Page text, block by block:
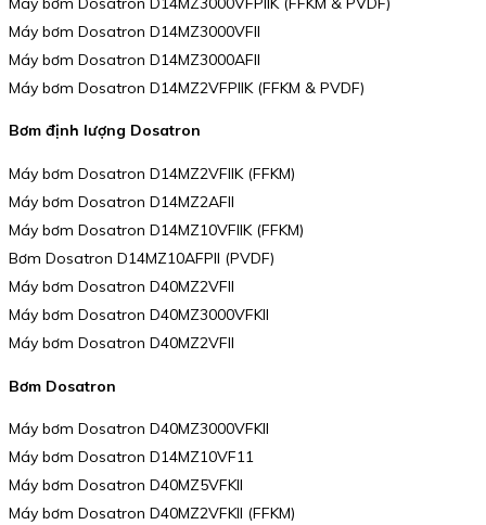
Máy bơm Dosatron D14MZ3000VFII
Máy bơm Dosatron D14MZ3000AFII
Máy bơm Dosatron D14MZ2VFPIIK (FFKM & PVDF)
Bơm định lượng Dosatron
Máy bơm Dosatron D14MZ2VFIIK (FFKM)
Máy bơm Dosatron D14MZ2AFII
Máy bơm Dosatron D14MZ10VFIIK (FFKM)
Bơm Dosatron D14MZ10AFPII (PVDF)
Máy bơm Dosatron D40MZ2VFII
Máy bơm Dosatron D40MZ3000VFKII
Máy bơm Dosatron D40MZ2VFII
Bơm Dosatron
Máy bơm Dosatron D40MZ3000VFKII
Máy bơm Dosatron D14MZ10VF11
Máy bơm Dosatron D40MZ5VFKII
Máy bơm Dosatron D40MZ2VFKII (FFKM)